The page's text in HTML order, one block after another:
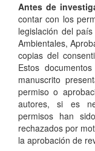
Antes de
contar con los
legislación del
Ambientales,
copias del
Estos
manuscrito
permiso o
autores, si es
permisos han
rechazados por
la aprobación de